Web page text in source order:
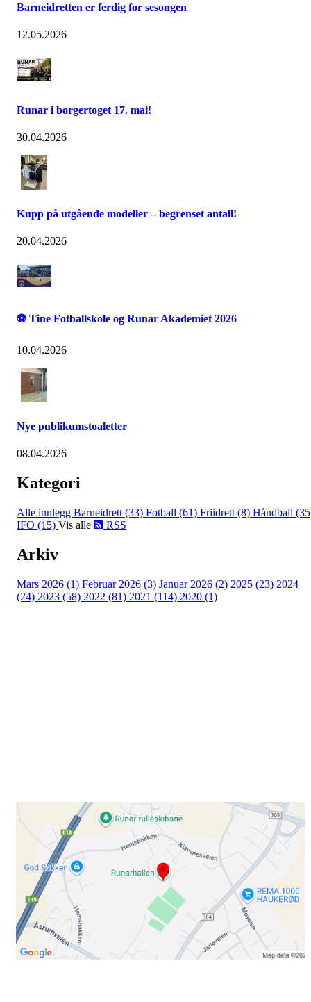
Barneidretten er ferdig for sesongen
12.05.2026
Runar i borgertoget 17. mai!
30.04.2026
Kupp på utgående modeller – begrenset antall!
20.04.2026
⚽ Tine Fotballskole og Runar Akademiet 2026
10.04.2026
Nye publikumstoaletter
08.04.2026
Kategori
Alle innlegg Barneidrett (33) Fotball (61) Friidrett (8) Håndball
IFO (15) Vis alle RSS
Arkiv
Mars 2026 (1) Februar 2026 (3) Januar 2026 (2) 2025 (23) 2024
(24) 2023 (58) 2022 (81) 2021 (114) 2020 (1)